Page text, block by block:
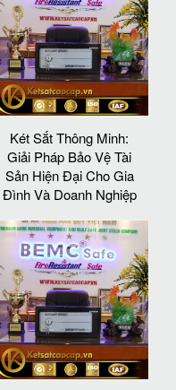
Két Sắt Thông Minh:
Giải Pháp Bảo Vệ Tài
Sản Hiện Đại Cho Gia
Đình Và Doanh Nghiệp